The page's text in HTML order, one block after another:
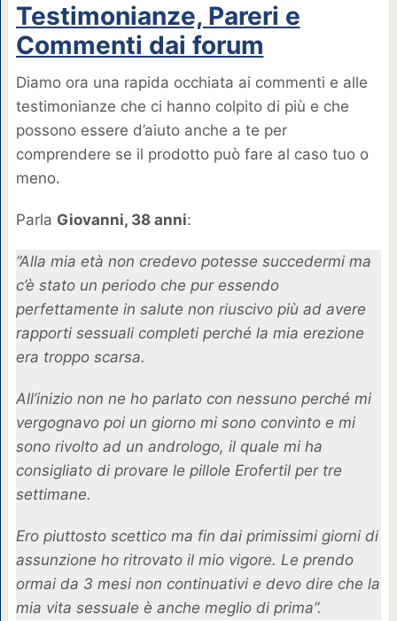
Testimonianze, Pareri e
Commenti dai forum
Diamo ora una rapida occhiata ai commenti e alle
testimonianze che ci hanno colpito di più e che
possono essere d’aiuto anche a te per
comprendere se il prodotto può fare al caso tuo o
meno.
Parla Giovanni, 38 anni:
“Alla mia età non credevo potesse succedermi ma
c’è stato un periodo che pur essendo
perfettamente in salute non riuscivo più ad avere
rapporti sessuali completi perché la mia erezione
era troppo scarsa.
All’inizio non ne ho parlato con nessuno perché mi
vergognavo poi un giorno mi sono convinto e mi
sono rivolto ad un andrologo, il quale mi ha
consigliato di provare le pillole Erofertil per tre
settimane.
Ero piuttosto scettico ma fin dai primissimi giorni di
assunzione ho ritrovato il mio vigore. Le prendo
ormai da 3 mesi non continuativi e devo dire che la
mia vita sessuale è anche meglio di prima”.